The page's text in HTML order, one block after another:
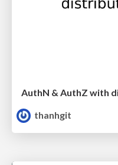
AuthN & AuthZ with
thanhgit